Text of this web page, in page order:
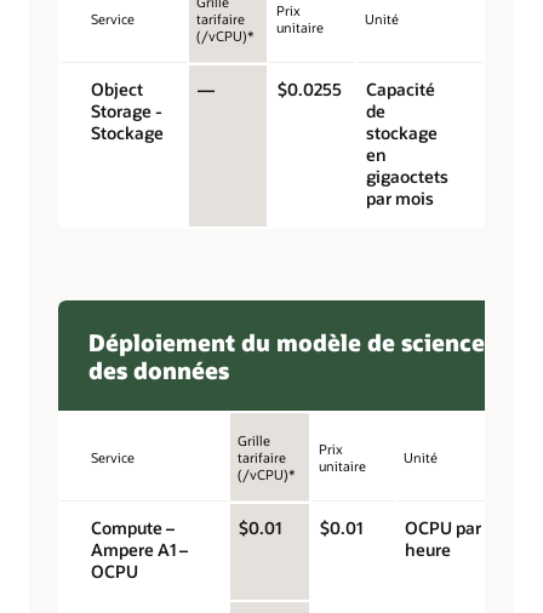
Service
tarifaire
(/vCPU)*
Prix
unitaire
Unité
Object
Storage -
Stockage
— $0.0255
Capacité
de
stockage
en
gigaoctets
par mois
Déploiement du modèle de science
des données
Service
Grille
tarifaire
(/vCPU)*
Prix
unitaire
Unité
Compute –
Ampere A1 –
OCPU
$0.01 $0.01
OCPU par
heure